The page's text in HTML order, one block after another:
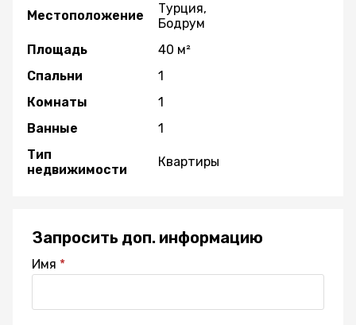
Местоположение
Турция,
Бодрум
Площадь
40 м²
Спальни
1
Комнаты
1
Ванные
1
Тип
недвижимости
Квартиры
Запросить доп. информацию
Имя